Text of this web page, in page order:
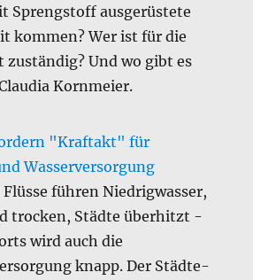
Sprengstoff ausgerüstete
kommen? Wer ist für die
Und wo gibt es
Kornmeier.
"Kraftakt" für
Wasserversorgung
führen Niedrigwasser,
trocken, Städte überhitzt -
wird auch die
knapp. Der Städte-